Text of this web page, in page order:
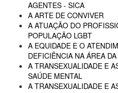
AGENTES - SICA
A ARTE DE CONVIVER
A ATUAÇÃO DO
POPULAÇÃO LGBT
A EQUIDADE E O
DEFICIÊNCIA NA ÁREA
A TRANSEXUALIDADE E
SAÚDE MENTAL
A TRANSEXUALIDADE E